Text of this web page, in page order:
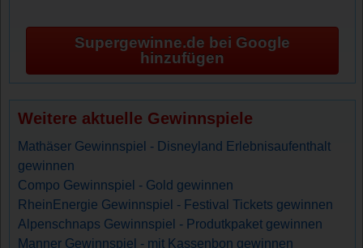
Supergewinne.de bei Google
hinzufügen
Weitere aktuelle Gewinnspiele
Mathäser Gewinnspiel - Disneyland Erlebnisaufenthalt
gewinnen
Compo Gewinnspiel - Gold gewinnen
RheinEnergie Gewinnspiel - Festival Tickets gewinnen
Alpenschnaps Gewinnspiel - Produtkpaket gewinnen
Manner Gewinnspiel - mit Kassenbon gewinnen